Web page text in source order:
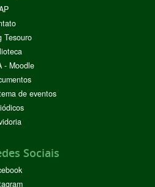
Tesouro
- Moodle
de eventos
Sociais